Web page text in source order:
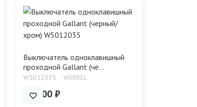
Выключатель одноклавишный
проходной Gallant (че...
W5012035 WERKEL
641.00 ₽